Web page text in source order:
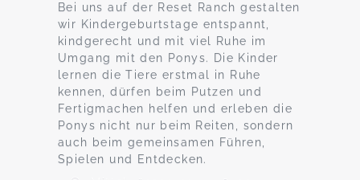
Bei uns auf der Reset Ranch gestalten
wir Kindergeburtstage entspannt,
kindgerecht und mit viel Ruhe im
Umgang mit den Ponys. Die Kinder
lernen die Tiere erstmal in Ruhe
kennen, dürfen beim Putzen und
Fertigmachen helfen und erleben die
Ponys nicht nur beim Reiten, sondern
auch beim gemeinsamen Führen,
Spielen und Entdecken.